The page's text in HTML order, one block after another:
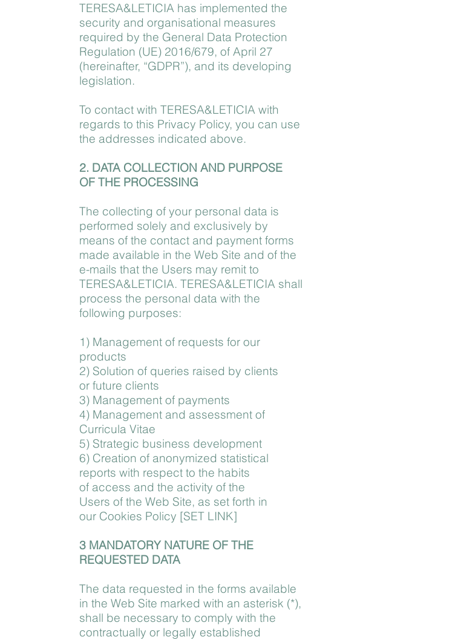
TERESA&LETICIA has implemented the
security and organisational measures
required by the General Data Protection
Regulation (UE) 2016/679, of April 27
(hereinafter, “GDPR”), and its developing
legislation.
To contact with TERESA&LETICIA with
regards to this Privacy Policy, you can use
the addresses indicated above.
2. DATA COLLECTION AND PURPOSE
OF THE PROCESSING
The collecting of your personal data is
performed solely and exclusively by
means of the contact and payment forms
made available in the Web Site and of the
e-mails that the Users may remit to
TERESA&LETICIA. TERESA&LETICIA shall
process the personal data with the
following purposes:
1) Management of requests for our
products
2) Solution of queries raised by clients
or future clients
3) Management of payments
4) Management and assessment of
Curricula Vitae
5) Strategic business development
6) Creation of anonymized statistical
reports with respect to the habits
of access and the activity of the
Users of the Web Site, as set forth in
our Cookies Policy [SET LINK]
3 MANDATORY NATURE OF THE
REQUESTED DATA
The data requested in the forms available
in the Web Site marked with an asterisk (*),
shall be necessary to comply with the
contractually or legally established